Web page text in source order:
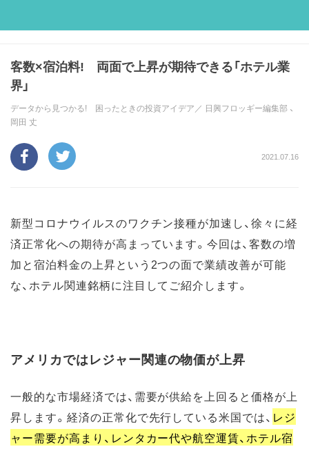
客数×宿泊料! 両面で上昇が期待できる「ホテル業
界」
データから見つかる! 困ったときの投資アイデア／ 日興フロッギー編集部 、
岡田 丈
2021.07.16
新型コロナウイルスのワクチン接種が加速し、徐々に経
済正常化への期待が高まっています。今回は、客数の増
加と宿泊料金の上昇という2つの面で業績改善が可能
な、ホテル関連銘柄に注目してご紹介します。
アメリカではレジャー関連の物価が上昇
一般的な市場経済では、需要が供給を上回ると価格が上
昇します。経済の正常化で先行している米国では、 レジ
ャー需要が高まり、レンタカー代や航空運賃、ホテル宿